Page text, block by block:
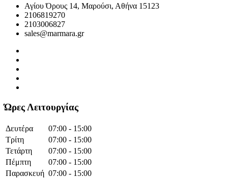
Αγίου Όρους 14, Μαρούσι, Αθήνα 15123
2106819270
2103006827
sales@marmara.gr
Ώρες Λειτουργίας
Δευτέρα
07:00 - 15:00
Τρίτη
07:00 - 15:00
Τετάρτη
07:00 - 15:00
Πέμπτη
07:00 - 15:00
Παρασκευή 07:00 - 15:00